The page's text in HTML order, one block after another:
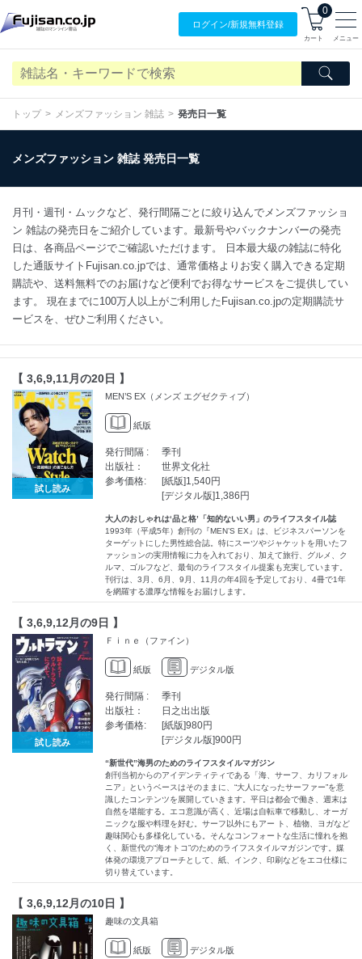
ログイン/新規無料登録
0
カート メニュー
トップ メンズファッション 雑誌 発売日一覧
メンズファッション 雑誌 発売日一覧
月刊・週刊・ムックなど、発行間隔ごとに絞り込んでメンズファッショ
ン 雑誌の発売日をご紹介しています。最新号やバックナンバーの発売
日は、各商品ページでご確認いただけます。 日本最大級の雑誌に特化
した通販サイトFujisan.co.jpでは、通常価格よりお安く購入できる定期
購読や、送料無料でのお届けなど便利でお得なサービスをご提供してい
ます。 現在までに100万人以上がご利用したFujisan.co.jpの定期購読サ
ービスを、ぜひご利用ください。
【 3,6,9,11月の20日 】
試し読み
MEN’S EX（メンズ エグゼクティブ）
紙版
発行間隔 :
季刊
出版社：
世界文化社
参考価格:
[紙版]1,540円
[デジタル版]1,386円
大人のおしゃれは‘品と格’「知的ないい男」のライフスタイル誌
1993年（平成5年）創刊の『MEN’S EX』は、ビジネスパーソンを
ターゲットにした男性総合誌。特にスーツやジャケットを用いたフ
ァッションの実用情報に力を入れており、加えて旅行、グルメ、ク
ルマ、ゴルフなど、最旬のライフスタイル提案も充実しています。
刊行は、3月、6月、9月、11月の年4回を予定しており、4冊で1年
を網羅する濃厚な情報をお届けします。
【 3,6,9,12月の9日 】
試し読み
Ｆｉｎｅ（ファイン）
紙版 デジタル版
発行間隔 :
季刊
出版社：
日之出出版
参考価格:
[紙版]980円
[デジタル版]900円
“新世代”海男のためのライフスタイルマガジン
創刊当初からのアイデンティティである「海、サーフ、カリフォル
ニア」というベースはそのままに、“大人になったサーファー”を意
識したコンテンツを展開していきます。平日は都会で働き、週末は
自然を堪能する。エコ意識が高く、近場は自転車で移動し、オーガ
ニックな服や料理を好む。サーフ以外にもアー ト、植物、ヨガなど
趣味関心も多様化している。そんなコンフォートな生活に憧れを抱
く、新世代の“海オトコ”のためのライフスタイルマガジンです。媒
体発の環境アプローチとして、紙、インク、印刷などをエコ仕様に
切り替えています。
【 3,6,9,12月の10日 】
趣味の文具箱
紙版 デジタル版